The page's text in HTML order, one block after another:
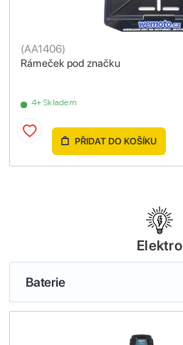
Rámeček pod značku
(AA1406)
4+ Skladem
PŘIDAT DO KOŠÍKU
Elektro
Baterie